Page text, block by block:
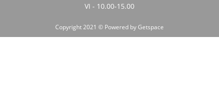
VI - 10.00-15.00
Copyright 2021 © Powered byGetspace